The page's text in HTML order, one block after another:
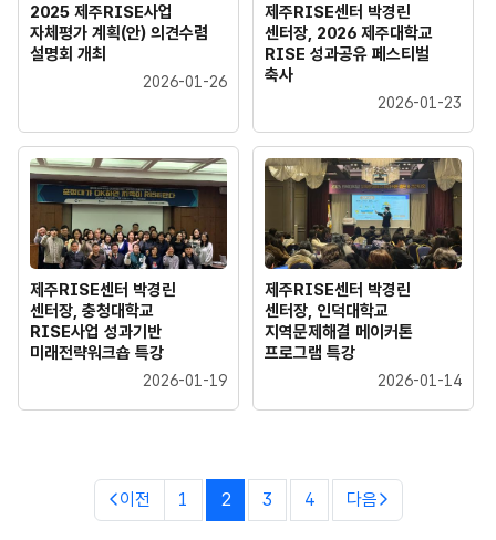
2025 제주RISE사업
자체평가 계획(안) 의견수렴
설명회 개최
2026-01-26
제주RISE센터 박경린
센터장, 2026 제주대학교
RISE 성과공유 페스티벌
축사
2026-01-23
제주RISE센터 박경린
센터장, 충청대학교
RISE사업 성과기반
미래전략워크숍 특강
2026-01-19
제주RISE센터 박경린
센터장, 인덕대학교
지역문제해결 메이커톤
프로그램 특강
2026-01-14
이전 1 2 3 4 다음